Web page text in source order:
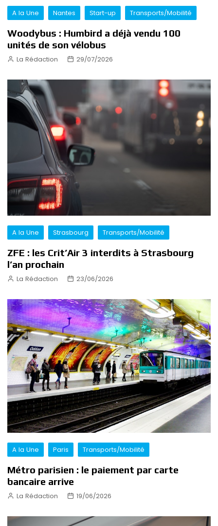
A la Une Nantes Start-up Transports/Mobilité
Woodybus : Humbird a déjà vendu 100
unités de son vélobus
La Rédaction 29/07/2026
A la Une Strasbourg Transports/Mobilité
ZFE : les Crit’Air 3 interdits à Strasbourg
l’an prochain
La Rédaction 23/06/2026
A la Une Paris Transports/Mobilité
Métro parisien : le paiement par carte
bancaire arrive
La Rédaction 19/06/2026